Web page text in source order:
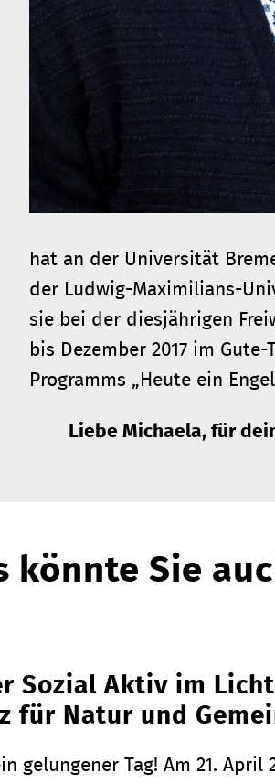
hat an der Universität
der Ludwig-Maximilians-
sie bei der diesjährigen
bis Dezember 2017 im
Programms „Heute ein
Liebe Michaela, für
könnte Sie
Sozial Aktiv im
für Natur und
gelungener Tag! Am 21.